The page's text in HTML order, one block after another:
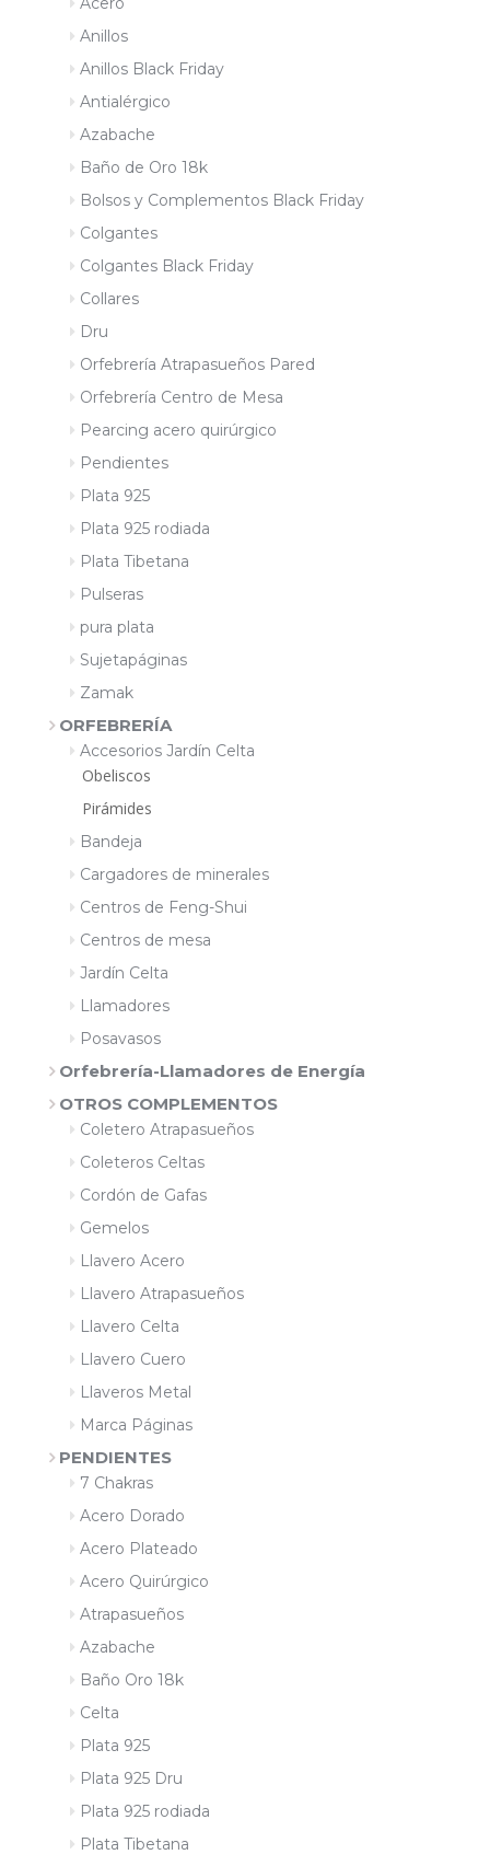
Anillos
Anillos Black Friday
Antialérgico
Azabache
Baño de Oro 18k
Bolsos y Complementos Black Friday
Colgantes
Colgantes Black Friday
Collares
Dru
Orfebrería Atrapasueños Pared
Orfebrería Centro de Mesa
Pearcing acero quirúrgico
Pendientes
Plata 925
Plata 925 rodiada
Plata Tibetana
Pulseras
pura plata
Sujetapáginas
Zamak
ORFEBRERÍA
Accesorios Jardín Celta
Obeliscos
Pirámides
Bandeja
Cargadores de minerales
Centros de Feng-Shui
Centros de mesa
Jardín Celta
Llamadores
Posavasos
Orfebrería-Llamadores de Energía
OTROS COMPLEMENTOS
Coletero Atrapasueños
Coleteros Celtas
Cordón de Gafas
Gemelos
Llavero Acero
Llavero Atrapasueños
Llavero Celta
Llavero Cuero
Llaveros Metal
Marca Páginas
PENDIENTES
7 Chakras
Acero Dorado
Acero Plateado
Acero Quirúrgico
Atrapasueños
Azabache
Baño Oro 18k
Celta
Plata 925
Plata 925 Dru
Plata 925 rodiada
Plata Tibetana